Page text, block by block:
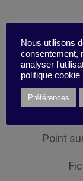
Point
Nous utilisons
consentement,
analyser
politique
Préférences